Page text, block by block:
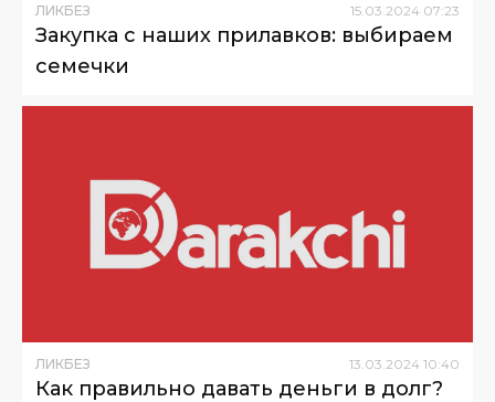
ЛИКБЕЗ 15 03 2024 07:23
Закупка с наших прилавков: выбираем
семечки
ЛИКБЕЗ 13 03 2024 10:40
Как правильно давать деньги в долг?